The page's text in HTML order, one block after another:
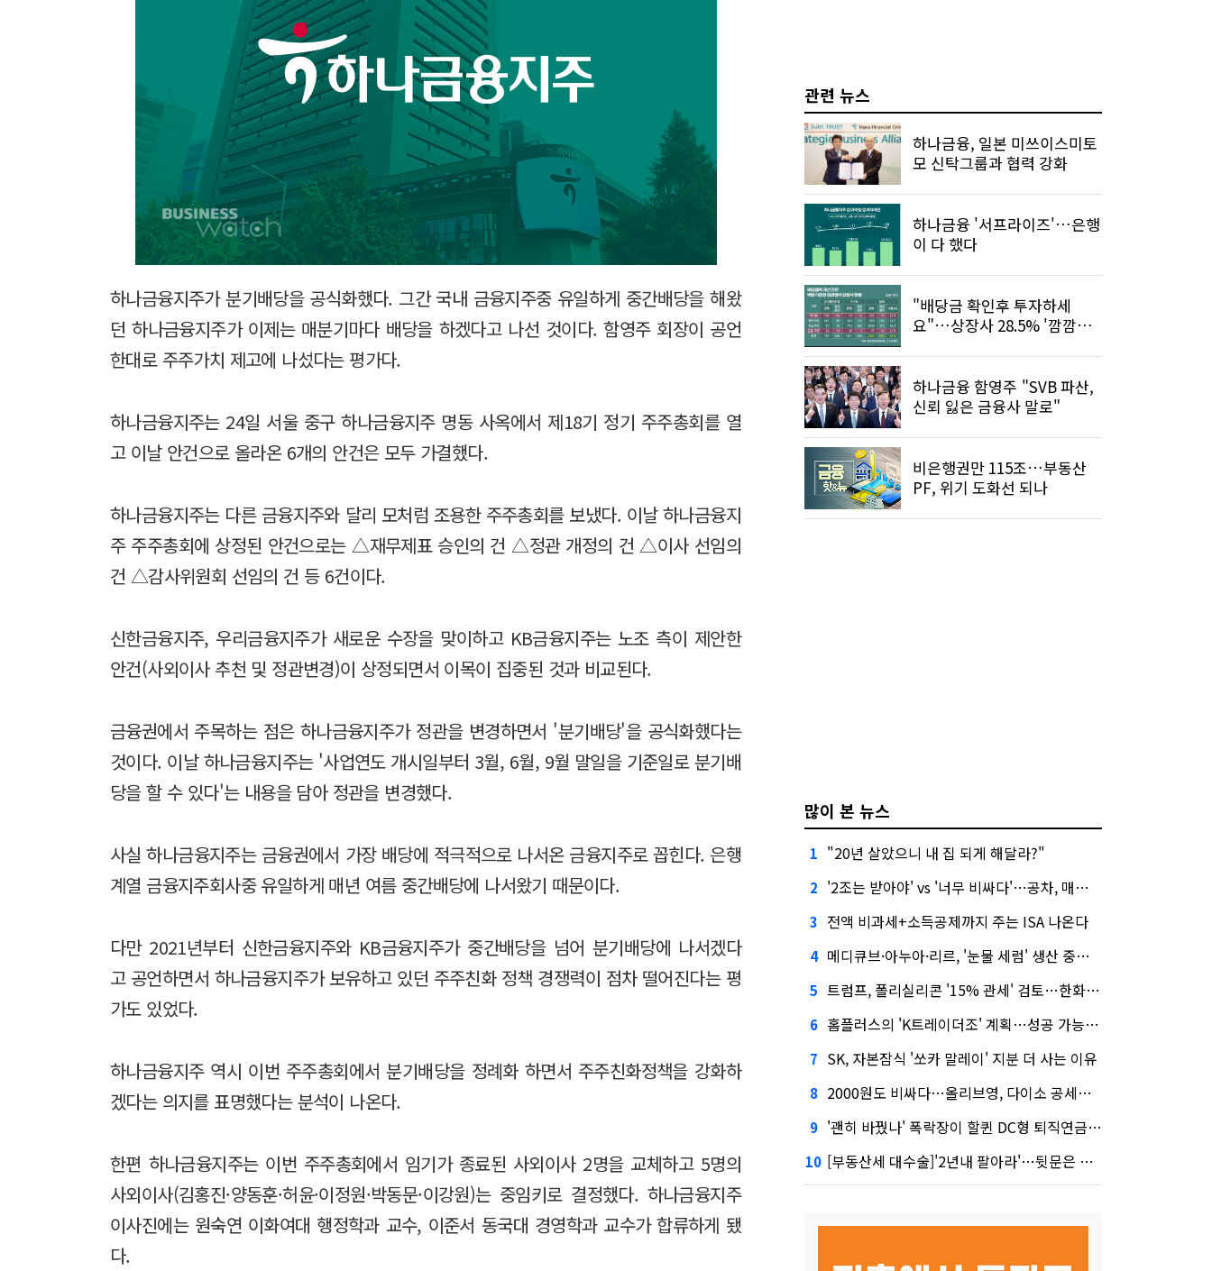
하나금융지주가 분기배당을 공식화했다. 그간 국내 금융지주중 유일하게 중간배당을 해왔
던 하나금융지주가 이제는 매분기마다 배당을 하겠다고 나선 것이다. 함영주 회장이 공언
한대로 주주가치 제고에 나섰다는 평가다.
하나금융지주는 24일 서울 중구 하나금융지주 명동 사옥에서 제18기 정기 주주총회를 열
고 이날 안건으로 올라온 6개의 안건은 모두 가결했다.
하나금융지주는 다른 금융지주와 달리 모처럼 조용한 주주총회를 보냈다. 이날 하나금융지
주 주주총회에 상정된 안건으로는 △재무제표 승인의 건 △정관 개정의 건 △이사 선임의
건 △감사위원회 선임의 건 등 6건이다.
신한금융지주, 우리금융지주가 새로운 수장을 맞이하고 KB금융지주는 노조 측이 제안한
안건(사외이사 추천 및 정관변경)이 상정되면서 이목이 집중된 것과 비교된다.
금융권에서 주목하는 점은 하나금융지주가 정관을 변경하면서 '분기배당'을 공식화했다는
것이다. 이날 하나금융지주는 '사업연도 개시일부터 3월, 6월, 9월 말일을 기준일로 분기배
당을 할 수 있다'는 내용을 담아 정관을 변경했다.
사실 하나금융지주는 금융권에서 가장 배당에 적극적으로 나서온 금융지주로 꼽힌다. 은행
계열 금융지주회사중 유일하게 매년 여름 중간배당에 나서왔기 때문이다.
다만 2021년부터 신한금융지주와 KB금융지주가 중간배당을 넘어 분기배당에 나서겠다
고 공언하면서 하나금융지주가 보유하고 있던 주주친화 정책 경쟁력이 점차 떨어진다는 평
가도 있었다.
하나금융지주 역시 이번 주주총회에서 분기배당을 정례화 하면서 주주친화정책을 강화하
겠다는 의지를 표명했다는 분석이 나온다.
한편 하나금융지주는 이번 주주총회에서 임기가 종료된 사외이사 2명을 교체하고 5명의
사외이사(김홍진·양동훈·허윤·이정원·박동문·이강원)는 중임키로 결정했다. 하나금융지주
이사진에는 원숙연 이화여대 행정학과 교수, 이준서 동국대 경영학과 교수가 합류하게 됐
다.
관련 뉴스
하나금융, 일본 미쓰이스미토
모 신탁그룹과 협력 강화
하나금융 '서프라이즈'…은행
이 다 했다
"배당금 확인후 투자하세
요"…상장사 28.5% '깜깜이
하나금융 함영주 "SVB 파산,
신뢰 잃은 금융사 말로"
비은행권만 115조…부동산
PF, 위기 도화선 되나
많이 본 뉴스
1 "20년 살았으니 내 집 되게 해달라?"
2 '2조는 받아야' vs '너무 비싸다'…공차, 매각 성공할까
3 전액 비과세+소득공제까지 주는 ISA 나온다
4 메디큐브·아누아·리르, '눈물 세럼' 생산 중단한다
5 트럼프, 폴리실리콘 '15% 관세' 검토…한화큐셀·OCI 영향은?
6 홈플러스의 'K트레이더조' 계획…성공 가능성은 '글쎄'
7 SK, 자본잠식 '쏘카 말레이' 지분 더 사는 이유
8 2000원도 비싸다…올리브영, 다이소 공세에 '가성비'로 맞불
9 '괜히 바꿨나' 폭락장이 할퀸 DC형 퇴직연금…전문가 조언은
10 [부동산세 대수술]'2년내 팔아라'…뒷문은 열었다